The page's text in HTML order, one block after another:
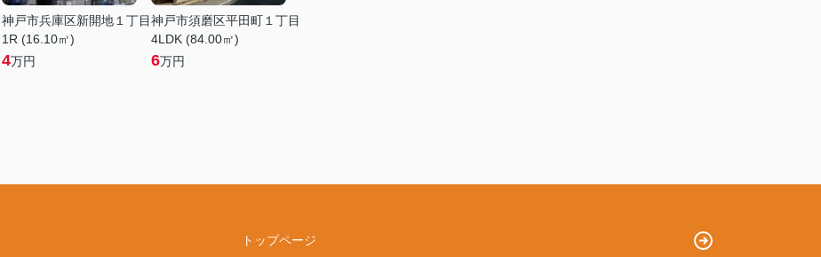
神戸市兵庫区新開地１丁目
1R (16.10㎡)
4万円
神戸市須磨区平田町１丁目
4LDK (84.00㎡)
6万円
トップページ